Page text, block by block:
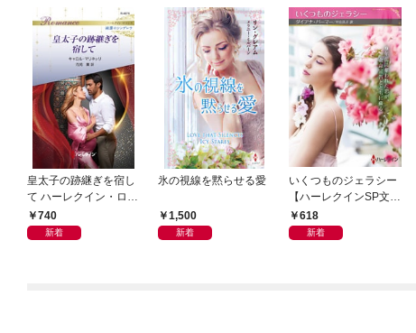
皇太子の跡継ぎを宿し
て ハーレクイン・ロマ
ンス～純潔のシンデレ
ラ～
740
新着
氷の視線を黙らせる愛
1,500
新着
いくつものジェラシー
【ハーレクインSP文庫
版】618
新着